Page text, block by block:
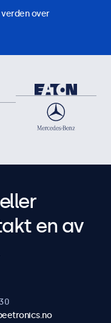
over
en av